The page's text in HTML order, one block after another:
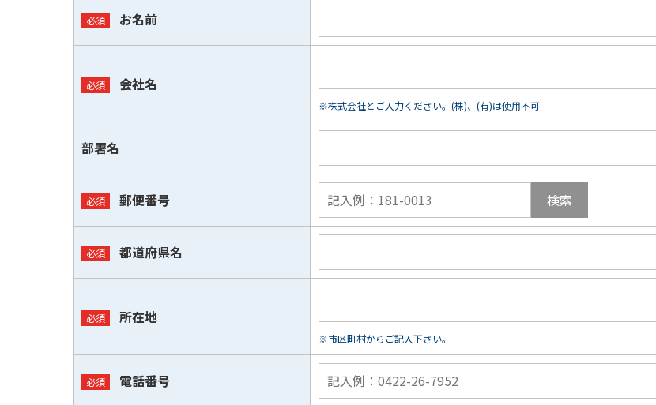
お名前
会社名
※株式会社とご入力ください。(株)、(有)は使用不可
部署名
郵便番号 検索
都道府県名
所在地
※市区町村からご記入下さい。
電話番号